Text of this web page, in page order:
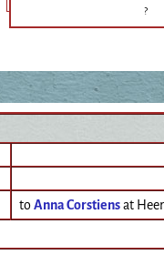
?
toAnna Corstiensat